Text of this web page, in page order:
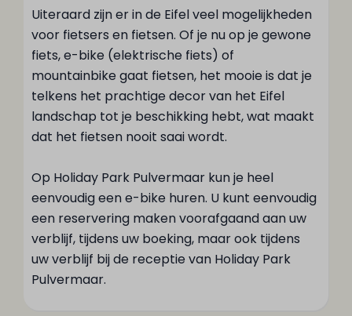
Uiteraard zijn er in de Eifel veel mogelijkheden
voor fietsers en fietsen. Of je nu op je gewone
fiets, e-bike (elektrische fiets) of
mountainbike gaat fietsen, het mooie is dat je
telkens het prachtige decor van het Eifel
landschap tot je beschikking hebt, wat maakt
dat het fietsen nooit saai wordt.
Op Holiday Park Pulvermaar kun je heel
eenvoudig een e-bike huren. U kunt eenvoudig
een reservering maken voorafgaand aan uw
verblijf, tijdens uw boeking, maar ook tijdens
uw verblijf bij de receptie van Holiday Park
Pulvermaar.